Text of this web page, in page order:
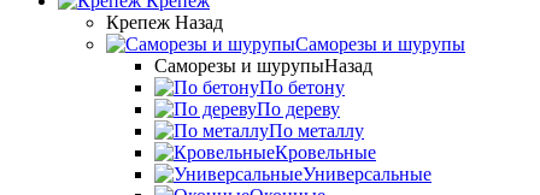
Крепеж Назад
Саморезы и шурупы
Саморезы и шурупыНазад
По бетону
По дереву
По металлу
Кровельные
Универсальные